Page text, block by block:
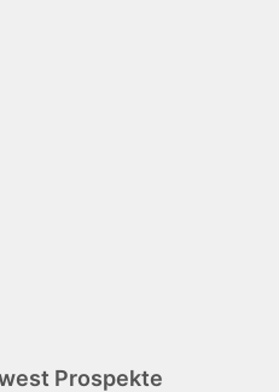
Prospekte